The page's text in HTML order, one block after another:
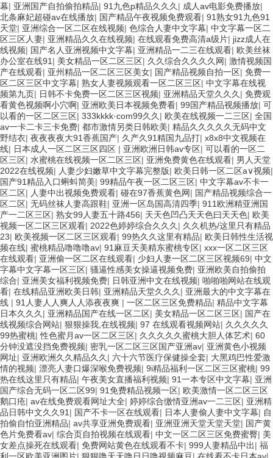
幕| 亚洲国产自拍偷拍精品| 91九色p精品久久久 | 成人av电影免费播放|
北条麻妃超碰av在线播放| 国产精品午夜视频免费观看| 91熟女91九色91
天堂| 亚洲综合一区二区在线视频| 色综合人妻中文字幕| 中文字幕一区二
区三区人妻| 亚洲精品久久在线视频| 在线观看免费高清a级片| jizz成人在
线视频| 国产名人亚洲视频中文字幕| 亚洲精品一二三在线观看| 欧美丝袜
办公室在线91 | 美女精品一区二区三区| 久久综合久久久久网| 激情视频国
产在线观看| 亚州精品一区二区三区美女| 国产精品视频自拍一区| 免费一
区二区三区中文字幕| 熟女人妻视频观看一区二区三区| 中文字幕在线视
频第九页| 日韩不卡免费一区二区三区视频| 亚洲精品天堂久久久 | 免费观
看黄色视频啊小穴啊| 亚洲欧美日本视频免费看| 99国产精品视频播放| 可
以看的一区二区三区| 333kkkk·com99久久 | 欧美在线视频一二三区| 全国
av一卡二卡三卡免费| 都市激情另类日韩欧美| 精品久久久久久无码中文
野结衣| 夜夜夜夜大91香蕉国产| 久产久91精国九品打| x8x8中文视频在
线| 日本成人一区二区三区四区 | 亚洲欧洲日韩av专区| 可以看的一区二
区三区| 水蜜桃在线视频一区二区三区| 亚洲免费黄色在线观看| 男人天堂
2022在线视频| 人妻少妇嫩草中文字幕完整版| 欧美日韩一区二区a∨视频|
国产91精品入口蝌蚪简美| 99精品午夜一区二区三区| 中文字幕av不卡一
区二区| 人妻中出视频免费观看| 碰在97香蕉黄色网| 国产精品视频综合一
区二区| 无码丝袜人妻高跟鞋| 亚洲一区岛国高清四季| 911欧洲精亚洲国
产一二区三区| 熟女99人妻五十路456| 天天色凹凸天天色曰天天色| 欧美
视频一区二区三区观看| 2022色婷婷综合久久久 | 久久机热/这里只有精品
23| 欧美视频一区二区三区观看| 99热久久这里有精品| 欧美日韩性生活视
频在线| 蜜桃精品噜噜噜av| 91麻豆天美精东蜜桃专区| xxx一区二区三区
在线观看| 亚洲偷一区二区在线观看| 少妇人妻一区二区三区视频69| 中文
字幕中文字幕一区三区| 骚逼性感美女操逼视频免费| 亚洲欧美自拍偷拍
综合| 亚洲美女福利视频免费| 日韩亚洲中文在线视频| 啪啪啪网站在线观
看| 在线精品亚洲欧美日韩| 亚洲精品天堂久久久 | 亚洲最大的中文字幕在
线 | 91人妻人人爽人人添夜夜爽 | 一区二区三区免费精品| 精品中文字幕
日本久久久 | 亚洲精品国产在线一区二区| 美女精品一区二区三区| 国产在
线视频综合网站| 狠狠操我,在线视频| 97 在线观看视频网站| 久久久久久
99热蜜桃|性色蜜月av一区二区三区| 久久久久久蜜桃大胆人体艺术| 60
分钟没遮没挡免费视频| 密乳一区二区三区国产亚洲av| 亚洲黄色小视频
网址| 亚洲欧洲久久精品久久 | 六十六节医疗保健操全套| 大黑鸡巴性爱激
情的视频| 漂亮人妻口爆深喉免费视频| 9i精品福利一区二区三区蜜桃| 99
热在线这里只有精品| 午夜美女直播福利视频| 91一本专区中文字幕| 亚洲
国产综合无码一区二区99| 91免费精品视频一区| 欧美激情一区二区三区
鹅口疮| av在线免费观看网址大全| 婷婷综合缴情亚洲av一二三区| 亚洲精
品日韩中文久久91 | 国产不卡一区在线观看| 日本人妻偷人妻中文字幕| 自
拍偷自怕亚洲精品| av共享亚洲免费观看| 亚洲亚洲天堂天堂天堂| 国产黄
色片免费看av| 综合页自拍视频在线观看| 中文一区二区三区免费蜜臀| 美
女差点操死在线观看| 免费网站黄色在线观看不卡| 999人妻精品中出| 福
利一区欧美亚洲图片| 狠狠噜天天噜日日噜视频麻豆| 在线看不卡日本av|